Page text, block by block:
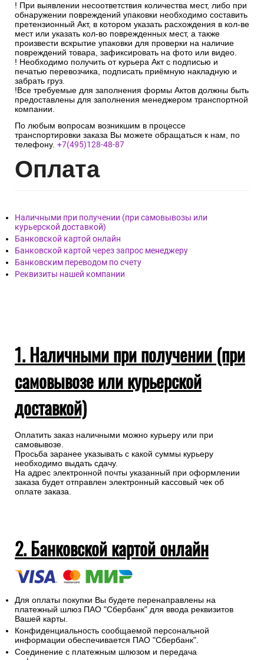
! При выявлении несоответствия количества мест, либо при
обнаружении повреждений упаковки необходимо составить
претензионный Акт, в котором указать расхождения в кол-ве
мест или указать кол-во поврежденных мест, а также
произвести вскрытие упаковки для проверки на наличие
повреждений товара, зафиксировать на фото или видео.
! Необходимо получить от курьера Акт с подписью и
печатью перевозчика, подписать приёмную накладную и
забрать груз.
!Все требуемые для заполнения формы Актов должны быть
предоставлены для заполнения менеджером транспортной
компании.
По любым вопросам возникшим в процессе
транспортировки заказа Вы можете обращаться к нам, по
телефону. +7(495)128-48-87
Оплата
Наличными при получении (при самовывозы или
курьерской доставкой)
Банковской картой онлайн
Банковской картой через запрос менеджеру
Банковским переводом по счету
Реквизиты нашей компании
1. Наличными при получении (при
самовывозе или курьерской
доставкой)
Оплатить заказ наличными можно курьеру или при
самовывозе.
Просьба заранее указывать с какой суммы курьеру
необходимо выдать сдачу.
На адрес электронной почты указанный при оформлении
заказа будет отправлен электронный кассовый чек об
оплате заказа.
2. Банковской картой онлайн
Для оплаты покупки Вы будете перенаправлены на
платежный шлюз ПАО "Сбербанк" для ввода реквизитов
Вашей карты.
Конфиденциальность сообщаемой персональной
информации обеспечивается ПАО "Сбербанк".
Соединение с платежным шлюзом и передача